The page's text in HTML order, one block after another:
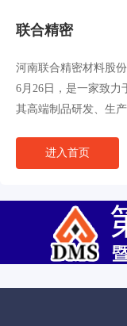
联合精密
河南联合精密材料股
6月26日，是一家致力
其高端制品研发、生
系列产品，同时致力
进入首页